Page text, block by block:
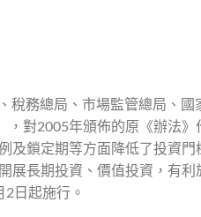
務總局、市場監管總局、
對2005年頒佈的原《辦法
及鎖定期等方面降低了投資
展長期投資、價值投資，有
日起施行。